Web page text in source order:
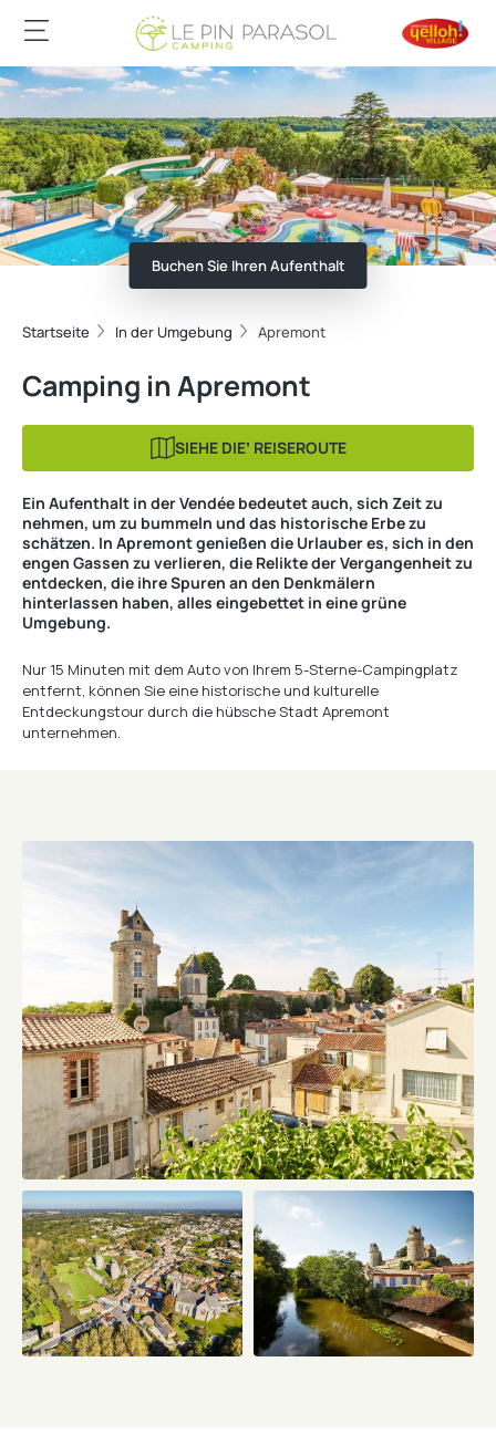
Buchen Sie Ihren Aufenthalt
Startseite In der Umgebung Apremont
Camping in Apremont
SIEHE DIEʼ REISEROUTE
Ein Aufenthalt in der Vendée bedeutet auch, sich Zeit zu
nehmen, um zu bummeln und das historische Erbe zu
schätzen. In Apremont genießen die Urlauber es, sich in den
engen Gassen zu verlieren, die Relikte der Vergangenheit zu
entdecken, die ihre Spuren an den Denkmälern
hinterlassen haben, alles eingebettet in eine grüne
Umgebung.
Nur 15 Minuten mit dem Auto von Ihrem 5-Sterne-Campingplatz
entfernt, können Sie eine historische und kulturelle
Entdeckungstour durch die hübsche Stadt Apremont
unternehmen.